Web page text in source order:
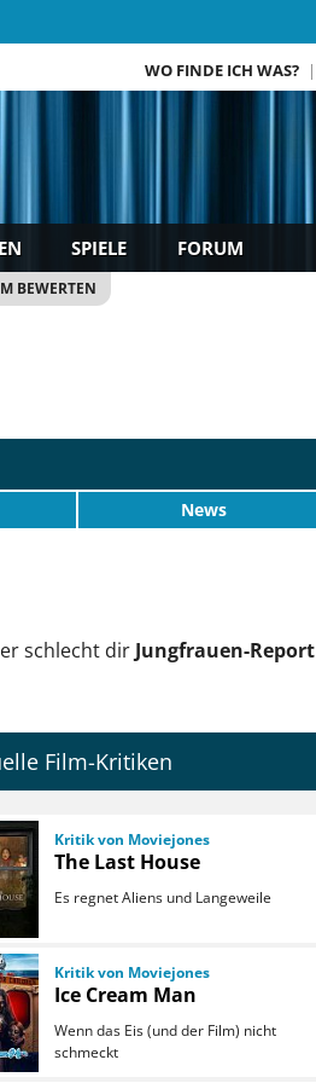
WO FINDE ICH WAS?
SPIELE FORUM
BEWERTEN
News
schlecht dir Jungfrauen-Report
Film-Kritiken
Kritik von Moviejones
The Last House
Es regnet Aliens und Langeweile
Kritik von Moviejones
Ice Cream Man
Wenn das Eis (und der Film) nicht
schmeckt